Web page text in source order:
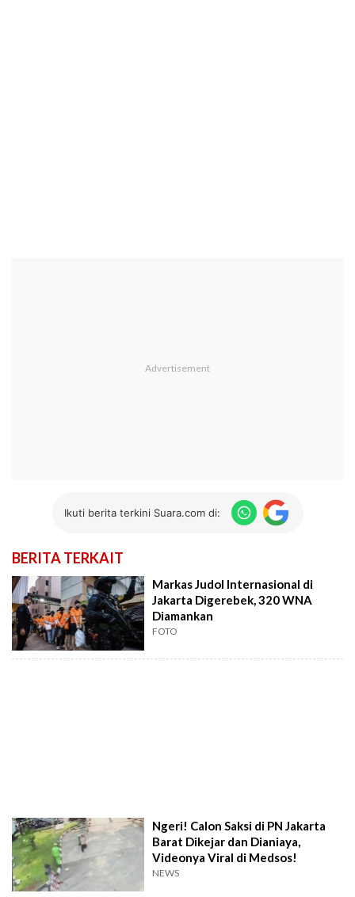
Ikuti berita terkini Suara.com di:
BERITA TERKAIT
Markas Judol Internasional di
Jakarta Digerebek, 320 WNA
Diamankan
FOTO
Ngeri! Calon Saksi di PN Jakarta
Barat Dikejar dan Dianiaya,
Videonya Viral di Medsos!
NEWS